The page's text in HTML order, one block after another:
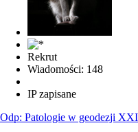
Rekrut
Wiadomości: 148
IP zapisane
Odp: Patologie w geodezji